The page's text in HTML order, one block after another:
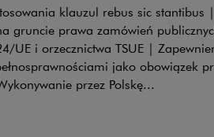
klauzul rebus sic stantibus
gruncie prawa zamówień
UE i orzecznictwa TSUE |
jako obowiązek
przez Polskę...